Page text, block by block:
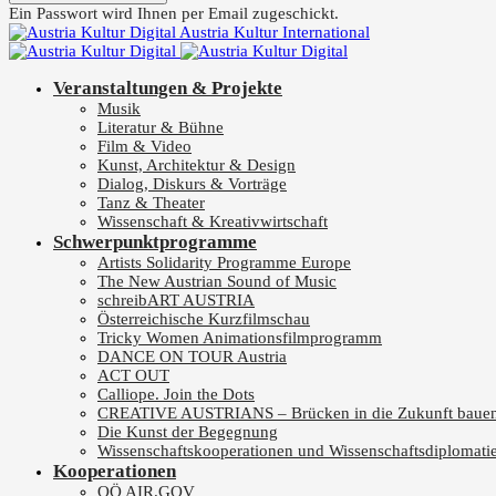
Ein Passwort wird Ihnen per Email zugeschickt.
Austria Kultur International
Veranstaltungen & Projekte
Musik
Literatur & Bühne
Film & Video
Kunst, Architektur & Design
Dialog, Diskurs & Vorträge
Tanz & Theater
Wissenschaft & Kreativwirtschaft
Schwerpunktprogramme
Artists Solidarity Programme Europe
The New Austrian Sound of Music
schreibART AUSTRIA
Österreichische Kurzfilmschau
Tricky Women Animationsfilmprogramm
DANCE ON TOUR Austria
ACT OUT
Calliope. Join the Dots
CREATIVE AUSTRIANS – Brücken in die Zukunft
Die Kunst der Begegnung
Wissenschaftskooperationen und
Kooperationen
OÖ AIR.GOV